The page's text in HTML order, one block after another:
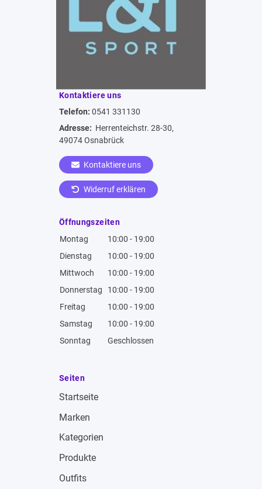
Kontaktiere uns
Telefon: 0541 331130
Adresse: Herrenteichstr. 28-30,
49074 Osnabrück
Kontaktiere uns
Widerruf erklären
Öffnungszeiten
Montag
10:00 - 19:00
Dienstag
10:00 - 19:00
Mittwoch
10:00 - 19:00
Donnerstag
10:00 - 19:00
Freitag
10:00 - 19:00
Samstag
10:00 - 19:00
Sonntag
Geschlossen
Seiten
Startseite
Marken
Kategorien
Produkte
Outfits